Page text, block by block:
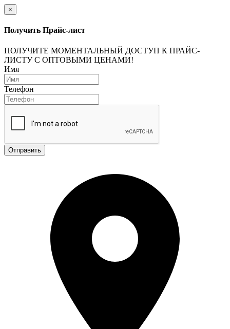
×
Получить Прайс-лист
ПОЛУЧИТЕ МОМЕНТАЛЬНЫЙ ДОСТУП К ПРАЙС-
ЛИСТУ С ОПТОВЫМИ ЦЕНАМИ!
Имя
Телефон
Отправить